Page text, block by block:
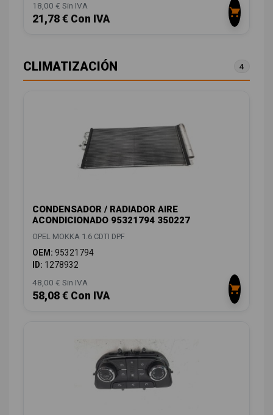
18,00 € Sin IVA
21,78 € Con IVA
CLIMATIZACIÓN 4
CONDENSADOR / RADIADOR AIRE
ACONDICIONADO 95321794 350227
OPEL MOKKA 1.6 CDTI DPF
OEM: 95321794
ID: 1278932
48,00 € Sin IVA
58,08 € Con IVA